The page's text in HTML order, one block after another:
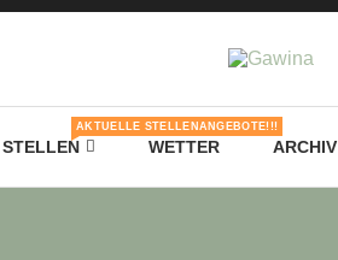
STELLEN
AKTUELLE STELLENANGEBOTE!!!
WETTER ARCHIV